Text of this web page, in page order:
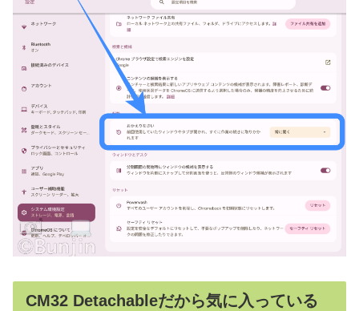
CM32 Detachableだから気に入っている